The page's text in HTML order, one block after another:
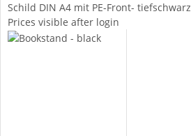
Schild DIN A4 mit PE-Front- tiefschwarz
Prices visible after login